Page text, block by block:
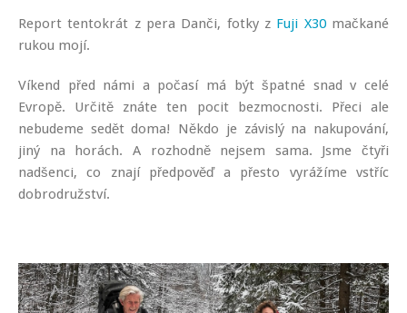
Report tentokrát z pera Danči, fotky z Fuji X30mačkané
rukou mojí.
Víkend před námi a počasí má být špatné snad v celé
Evropě. Určitě znáte ten pocit bezmocnosti. Přeci ale
nebudeme sedět doma! Někdo je závislý na nakupování,
jiný na horách. A rozhodně nejsem sama. Jsme čtyři
nadšenci, co znají předpověď a přesto vyrážíme vstříc
dobrodružství.